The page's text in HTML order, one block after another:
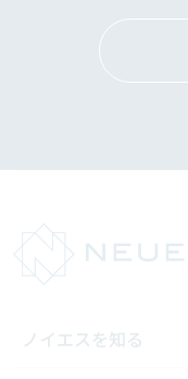
ノイエスを知る